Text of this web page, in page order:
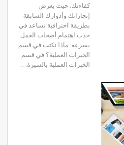
كفاءتك. حيث يعرض
إنجازاتك وأدوارك السابقة
بطريقة احترافية تساعد في
جذب اهتمام أصحاب العمل
بسرعة. ماذا تكتب في قسم
الخبرات العملية؟ في قسم
الخبرات العملية بالسيرة…